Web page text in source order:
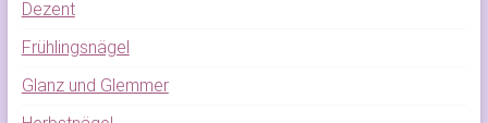
Dezent
Frühlingsnägel
Glanz und Glemmer